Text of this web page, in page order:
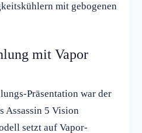
mit gebogenen
mit Vapor
Präsentation war der
Assassin 5 Vision
setzt auf Vapor-